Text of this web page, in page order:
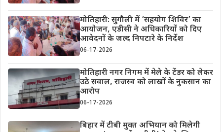
मोतिहारी: सुगौली में ‘सहयोग शिविर’ का
आयोजन, एडीसी ने अधिकारियों को दिए
आवेदनों के जल्द निपटारे के निर्देश
06-17-2026
मोतिहारी नगर निगम में मेले के टेंडर को लेकर
उठे सवाल, राजस्व को लाखों के नुकसान का
आरोप
06-17-2026
बिहार में टीबी मुक्त अभियान को मिलेगी